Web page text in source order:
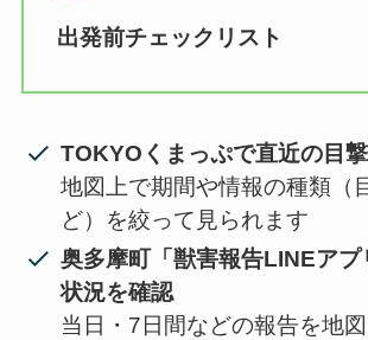
出発前チェックリスト
TOKYOくまっぷで直近の目
地図上で期間や情報の種類（
ど）を絞って見られます
奥多摩町「獣害報告LINEアプ
状況を確認
当日・7日間などの報告を地